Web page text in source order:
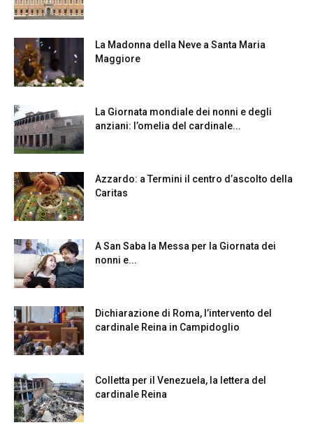
La Madonna della Neve a Santa Maria
Maggiore
La Giornata mondiale dei nonni e degli
anziani: l’omelia del cardinale...
Azzardo: a Termini il centro d’ascolto della
Caritas
A San Saba la Messa per la Giornata dei
nonni e...
Dichiarazione di Roma, l’intervento del
cardinale Reina in Campidoglio
Colletta per il Venezuela, la lettera del
cardinale Reina